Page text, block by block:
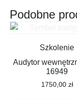
Podobne
Szkolenie
Audytor
16949
1750,00 zł